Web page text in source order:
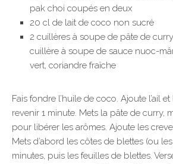
pak choi coupés en deux
20 cl de lait de coco non sucré
2 cuillères à soupe de pâte de
cuillère à soupe de sauce nuoc-
vert, coriandre fraîche
Fais fondre l’huile de coco. Ajoute l’ail
revenir 1 minute. Mets la pâte de curry,
pour libérer les arômes. Ajoute les
Mets d’abord les côtes de blettes (ou
minutes, puis les feuilles de blettes.